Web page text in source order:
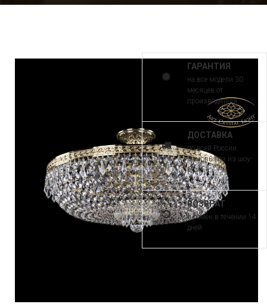
ГАРАНТИЯ
на все модели 30
месяцев от
производителя
ДОСТАВКА
по всей России.
Самовывоз из шоу-
рума
ВОЗВРАТ
и обмен в течении 14
дней